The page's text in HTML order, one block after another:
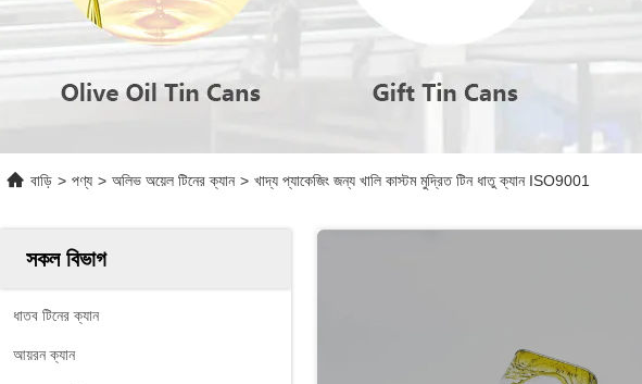
বাড়ি > পণ্য > অলিভ অয়েল টিনের ক্যান > খাদ্য প্যাকেজিং জন্য খালি কাস্টম মুদ্রিত টিন ধাতু ক্যান ISO9001
সকল বিভাগ
ধাতব টিনের ক্যান
আয়রন ক্যান